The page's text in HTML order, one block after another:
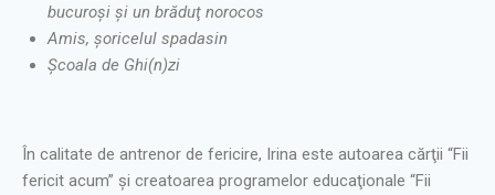
bucuroşi şi un brăduţ norocos
Amis, şoricelul spadasin
Școala de Ghi(n)zi
În calitate de antrenor de fericire, Irina este autoarea cărţii “Fii
fericit acum” şi creatoarea programelor educaţionale “Fii